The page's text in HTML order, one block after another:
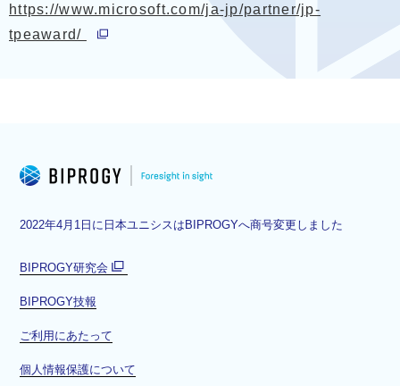
https://www.microsoft.com/ja-jp/partner/jp-
tpeaward/
別ウィンドウで開く
2022年4月1日に日本ユニシスはBIPROGYへ商号変更しました
BIPROGY研究会
ド
BIPROGY技報
ご利用にあたって
個人情報保護について